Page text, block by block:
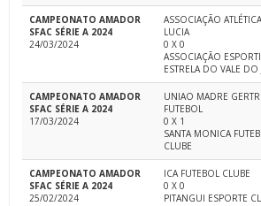
CAMPEONATO AMADOR
SFAC SÉRIE A 2024
24/03/2024
ASSOCIAÇÃO
LUCIA
0 X 0
ASSOCIAÇÃO
ESTRELA DO VALE DO
CAMPEONATO AMADOR
SFAC SÉRIE A 2024
17/03/2024
UNIAO MADRE
FUTEBOL
0 X 1
SANTA MONICA
CLUBE
CAMPEONATO AMADOR
SFAC SÉRIE A 2024
25/02/2024
ICA FUTEBOL CLUBE
0 X 0
PITANGUI ESPORTE